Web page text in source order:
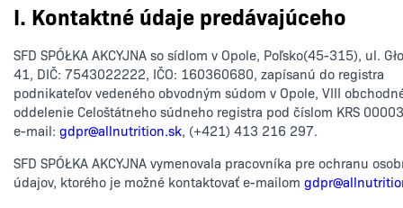
I. Kontaktné údaje predávajúceho
SFD SPÓŁKA AKCYJNA so sídlom v Opole, Poľsko(45-315), ul.
41, DIČ: 7543022222, IČO: 160360680, zapísanú do registra
podnikateľov vedeného obvodným súdom v Opole, VIII
oddelenie Celoštátneho súdneho registra pod číslom KRS
e-mail: gdpr@allnutrition.sk, (+421) 413 216 297.
SFD SPÓŁKA AKCYJNA vymenovala pracovníka pre ochranu
údajov, ktorého je možné kontaktovať e-mailom